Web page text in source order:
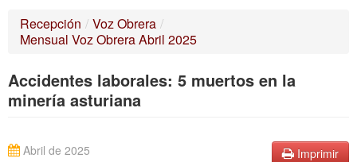
¿QUÉ ES LA UCI?
BÚSQUEDA
Recepción / Voz Obrera /
Mensual Voz Obrera Abril 2025
Accidentes laborales: 5 muertos en la
minería asturiana
Imprimir
Abril de 2025